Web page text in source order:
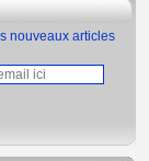
nouveaux articles